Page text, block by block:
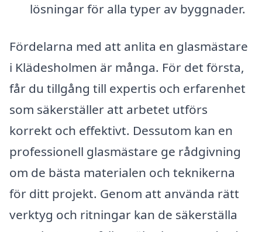
lösningar för alla typer av byggnader.
Fördelarna med att anlita en glasmästare
i Klädesholmen är många. För det första,
får du tillgång till expertis och erfarenhet
som säkerställer att arbetet utförs
korrekt och effektivt. Dessutom kan en
professionell glasmästare ge rådgivning
om de bästa materialen och teknikerna
för ditt projekt. Genom att använda rätt
verktyg och ritningar kan de säkerställa